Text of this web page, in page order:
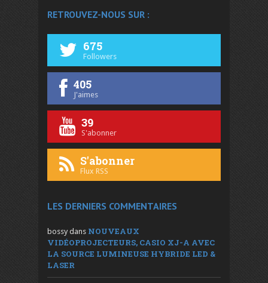
RETROUVEZ-NOUS SUR :
675
Followers
405
J'aimes
39
S'abonner
S'abonner
Flux RSS
LES DERNIERS COMMENTAIRES
bossy dans NOUVEAUX
VIDÉOPROJECTEURS, CASIO XJ-A AVEC
LA SOURCE LUMINEUSE HYBRIDE LED &
LASER